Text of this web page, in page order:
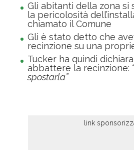
Gli abitanti della zona si
la pericolosità
chiamato il Comune
Gli è stato detto che
recinzione su una
Tucker ha quindi
abbattere la recinzione:
spostarla”